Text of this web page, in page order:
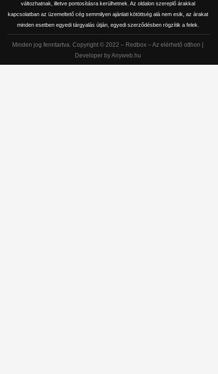
változhatnak, illetve pontosításra kerülhetnek. Az oldalon szereplő árakkal
kapcsolatban az üzemeltető cég semmilyen ajánlati kötöttség alá nem esik, az árakat
minden esetben egyedi tárgyalás útján, egyedi szerződésben rögzítik a felek.
Minden jog fenntartva. Copyright © 2022 – Redbox – Az elérhető otthon |
Developer by Anyweb.hu